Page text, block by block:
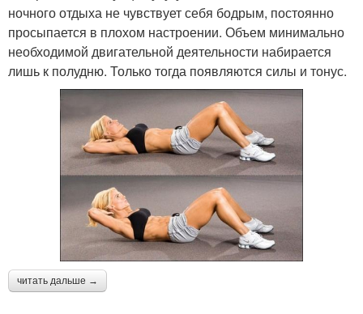
ночного отдыха не чувствует себя бодрым, постоянно
просыпается в плохом настроении. Объем минимально
необходимой двигательной деятельности набирается
лишь к полудню. Только тогда появляются силы и тонус.
читать дальше →